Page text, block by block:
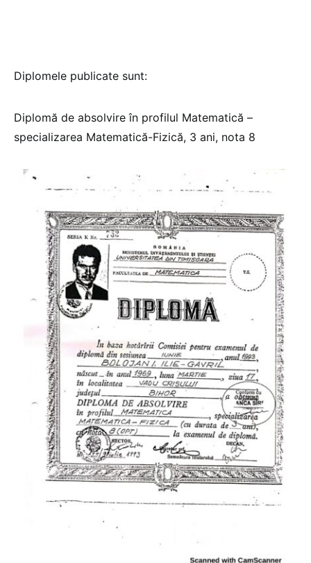
Diplomele publicate sunt:
Diplomă de absolvire în profilul Matematică –
specializarea Matematică-Fizică, 3 ani, nota 8